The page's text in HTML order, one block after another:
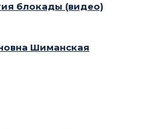
блокады (видео)
Шиманская